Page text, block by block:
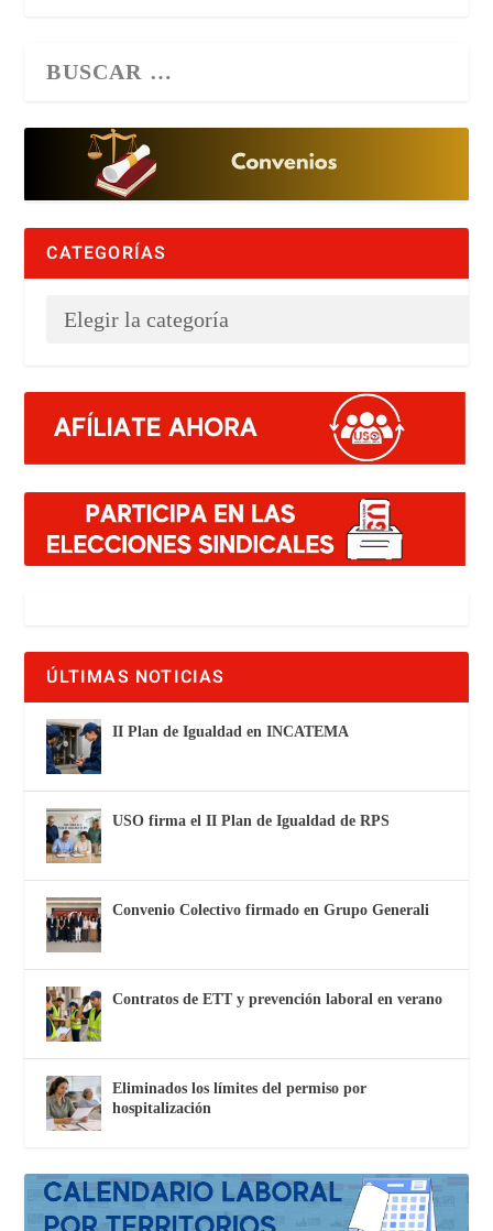
CATEGORÍAS
ÚLTIMAS NOTICIAS
II Plan de Igualdad en INCATEMA
USO firma el II Plan de Igualdad de RPS
Convenio Colectivo firmado en Grupo Generali
Contratos de ETT y prevención laboral en verano
Eliminados los límites del permiso por
hospitalización